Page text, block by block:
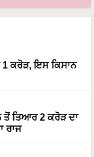
ਕਰੋੜ, ਇਸ ਕਿਸਾਨ
ਤੋਂ ਤਿਆਰ 2 ਕਰੋੜ ਦਾ
ਰਾਜ